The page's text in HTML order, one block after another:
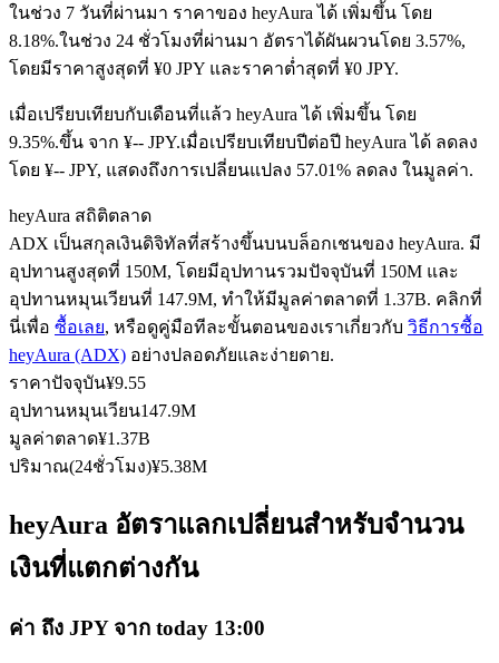
ฟิวเจอร์ส USDC
ฟิวเจอร์สที่ใช้ USDC เป็นหลักประกัน
คัดลอกการซื้อขาย
เข้าร่วมกับเทรดเดอร์ชั้นนำ
เป็นเทรดเดอร์คัดลอก
ในช่วง 7 วันที่ผ่านมา ราคาของ heyAura ได้ เพิ่มขึ้น โดย
8.18%.ในช่วง 24 ชั่วโมงที่ผ่านมา อัตราได้ผันผวนโดย 3.57%,
โดยมีราคาสูงสุดที่ ¥0 JPY และราคาต่ำสุดที่ ¥0 JPY.
เมื่อเปรียบเทียบกับเดือนที่แล้ว heyAura ได้ เพิ่มขึ้น โดย
9.35%.ขึ้น จาก ¥-- JPY.เมื่อเปรียบเทียบปีต่อปี heyAura ได้ ลดลง
โดย ¥-- JPY, แสดงถึงการเปลี่ยนแปลง 57.01% ลดลง ในมูลค่า.
heyAura สถิติตลาด
ADX เป็นสกุลเงินดิจิทัลที่สร้างขึ้นบนบล็อกเชนของ heyAura. มี
อุปทานสูงสุดที่ 150M, โดยมีอุปทานรวมปัจจุบันที่ 150M และ
อุปทานหมุนเวียนที่ 147.9M, ทำให้มีมูลค่าตลาดที่ 1.37B. คลิกที่
นี่เพื่อ ซื้อเลย, หรือดูคู่มือทีละขั้นตอนของเราเกี่ยวกับ วิธีการซื้อ
heyAura (ADX) อย่างปลอดภัยและง่ายดาย.
ราคาปัจจุบัน¥9.55
อุปทานหมุนเวียน147.9M
มูลค่าตลาด¥1.37B
ปริมาณ(24ชั่วโมง)¥5.38M
heyAura อัตราแลกเปลี่ยนสำหรับจำนวน
เงินที่แตกต่างกัน
ค่า ถึง JPY จาก today 13:00